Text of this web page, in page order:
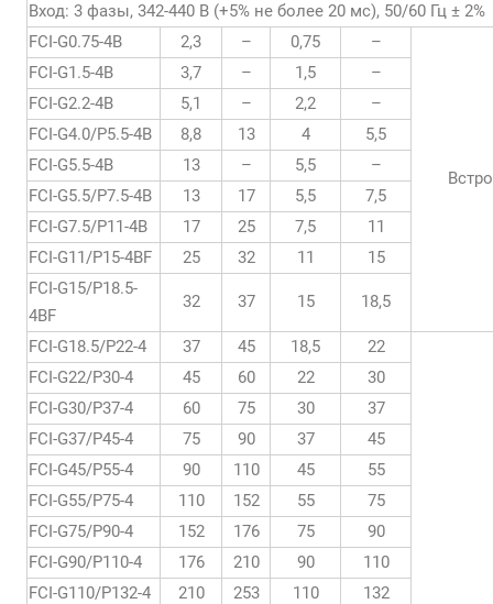
Вход: 3 фазы, 342-440 В (+5% не более 20 мс), 50/60 Гц ± 2%
FCI-G0.75-4B
2,3 – 0,75 –
FCI-G1.5-4B 3,7 – 1,5
–
FCI-G2.2-4B
5,1 – 2,2
–
FCI-G4.0/P5.5-4B
8,8 13 4
5,5
FCI-G5.5-4B
13 – 5,5
–
FCI-G5.5/P7.5-4B
13 17 5,5
7,5
FCI-G7.5/P11-4B
17 25 7,5
11
FCI-G11/P15-4BF
25 32 11
15
FCI-G15/P18.5-
4BF
32 37 15 18,5
FCI-G18.5/P22-4 37 45 18,5 22
FCI-G22/P30-4 45 60 22
30
FCI-G30/P37-4
60 75 30
37
FCI-G37/P45-4
75 90 37
45
FCI-G45/P55-4
90 110 45
55
FCI-G55/P75-4
110 152 55
75
FCI-G75/P90-4
152 176 75
90
FCI-G90/P110-4
176 210 90
110
FCI-G110/P132-4
210 253 110
132